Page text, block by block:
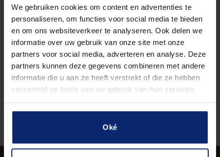
We gebruiken cookies om content en advertenties te
personaliseren, om functies voor social media te bieden
en om ons websiteverkeer te analyseren. Ook delen we
informatie over uw gebruik van onze site met onze
partners voor social media, adverteren en analyse. Deze
partners kunnen deze gegevens combineren met andere
informatie die u aan ze heeft verstrekt of die ze hebben
verzameld op basis van uw gebruik van hun services.
Oké
BESCHRIJVING
Smulsalade gemaakt van rundvlees en heeft een